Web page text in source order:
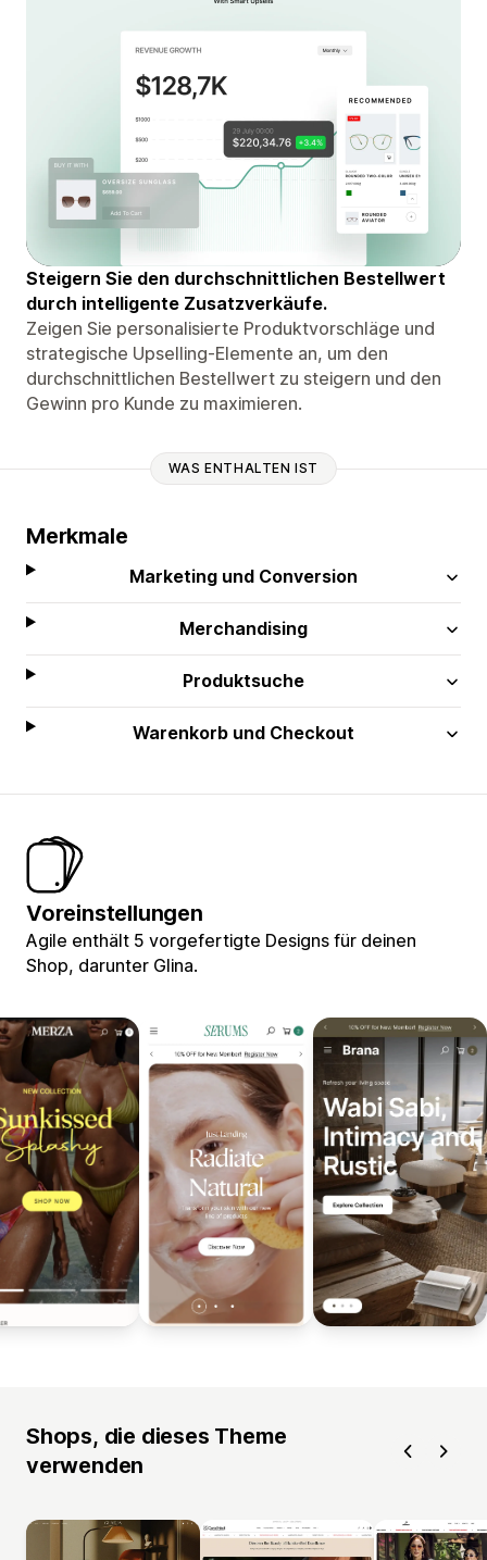
Steigern Sie den durchschnittlichen Bestellwert
durch intelligente Zusatzverkäufe.
Zeigen Sie personalisierte Produktvorschläge und
strategische Upselling-Elemente an, um den
durchschnittlichen Bestellwert zu steigern und den
Gewinn pro Kunde zu maximieren.
WAS ENTHALTEN IST
Merkmale
Marketing und Conversion
Merchandising
Produktsuche
Warenkorb und Checkout
Voreinstellungen
Agile enthält 5 vorgefertigte Designs für deinen
Shop, darunter Glina.
Shops, die dieses Theme
verwenden